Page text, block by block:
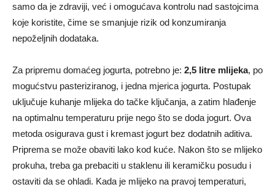
samo da je zdraviji, već i omogućava kontrolu nad sastojcima
koje koristite, čime se smanjuje rizik od konzumiranja
nepoželjnih dodataka.
Za pripremu domaćeg jogurta, potrebno je: 2,5 litre mlijeka, po
mogućstvu pasteriziranog, i jedna mjerica jogurta. Postupak
uključuje kuhanje mlijeka do tačke ključanja, a zatim hlađenje
na optimalnu temperaturu prije nego što se doda jogurt. Ova
metoda osigurava gust i kremast jogurt bez dodatnih aditiva.
Priprema se može obaviti lako kod kuće. Nakon što se mlijeko
prokuha, treba ga prebaciti u staklenu ili keramičku posudu i
ostaviti da se ohladi. Kada je mlijeko na pravoj temperaturi,